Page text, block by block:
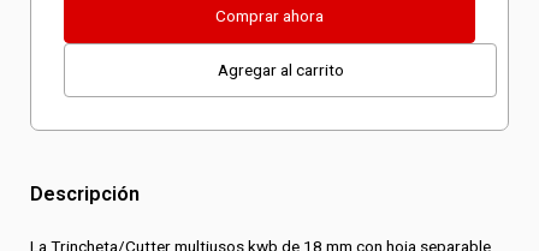
De
Metálico
Autolock
Comprar ahora
Agregar al carrito
Descripción
La Trincheta/Cutter multiusos kwb de 18 mm con hoja separable